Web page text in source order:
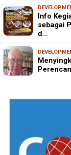
Info
sebagai
d…